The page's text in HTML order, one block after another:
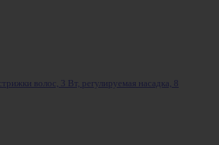
волос, 3 Вт, регулируемая насадка, 8